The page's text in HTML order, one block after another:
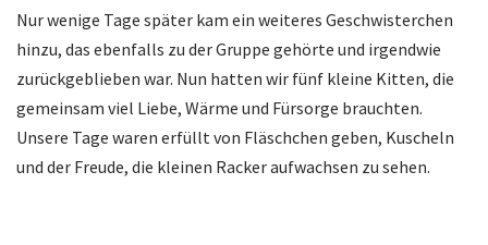
Nur wenige Tage später kam ein weiteres Geschwisterchen
hinzu, das ebenfalls zu der Gruppe gehörte und irgendwie
zurückgeblieben war. Nun hatten wir fünf kleine Kitten, die
gemeinsam viel Liebe, Wärme und Fürsorge brauchten.
Unsere Tage waren erfüllt von Fläschchen geben, Kuscheln
und der Freude, die kleinen Racker aufwachsen zu sehen.